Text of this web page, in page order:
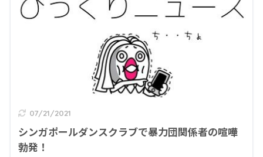
07/21/2021
シンガポールダンスクラブで暴力団関係者の喧嘩
勃発！